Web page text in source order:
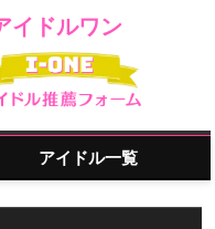
イドルワン
アイドル一覧